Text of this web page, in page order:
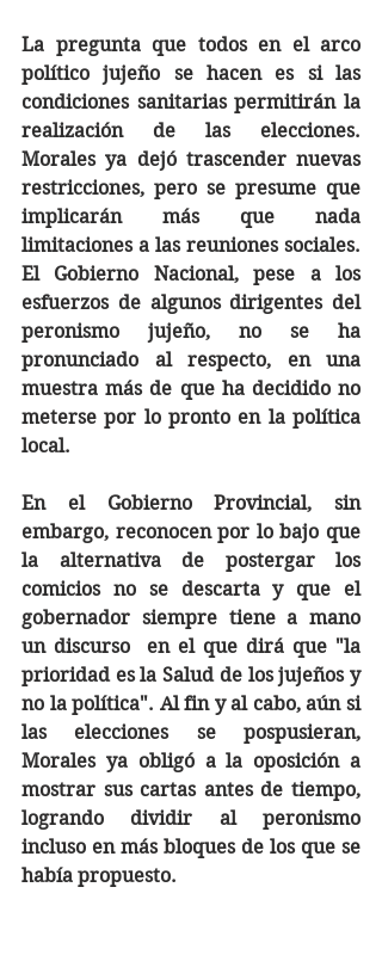
La pregunta que todos en el arco
político jujeño se hacen es si las
condiciones sanitarias permitirán la
realización de las elecciones.
Morales ya dejó trascender nuevas
restricciones, pero se presume que
implicarán más que nada
limitaciones a las reuniones sociales.
El Gobierno Nacional, pese a los
esfuerzos de algunos dirigentes del
peronismo jujeño, no se ha
pronunciado al respecto, en una
muestra más de que ha decidido no
meterse por lo pronto en la política
local.
En el Gobierno Provincial, sin
embargo, reconocen por lo bajo que
la alternativa de postergar los
comicios no se descarta y que el
gobernador siempre tiene a mano
un discurso  en el que dirá que "la
prioridad es la Salud de los jujeños y
no la política". Al fin y al cabo, aún si
las elecciones se pospusieran,
Morales ya obligó a la oposición a
mostrar sus cartas antes de tiempo,
logrando dividir al peronismo
incluso en más bloques de los que se
había propuesto.